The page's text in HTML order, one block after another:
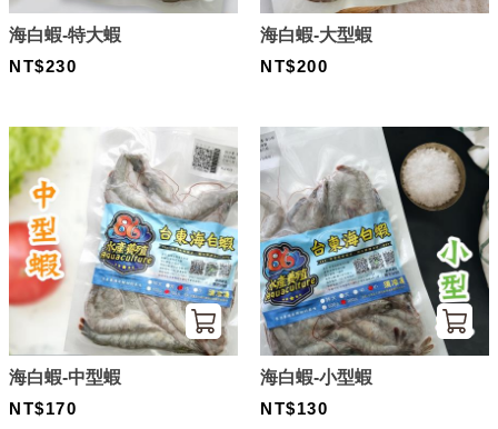
海白蝦-特大蝦
NT$230
海白蝦-大型蝦
NT$200
海白蝦-中型蝦
NT$170
海白蝦-小型蝦
NT$130